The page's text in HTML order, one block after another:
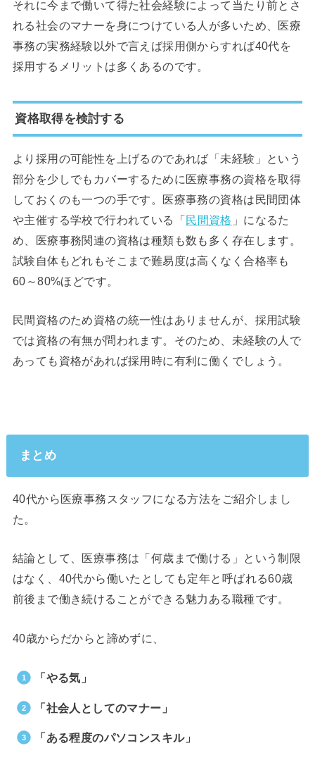
それに今まで働いて得た社会経験によって当たり前とさ
れる社会のマナーを身につけている人が多いため、医療
事務の実務経験以外で言えば採用側からすれば40代を
採用するメリットは多くあるのです。
資格取得を検討する
より採用の可能性を上げるのであれば「未経験」という
部分を少しでもカバーするために医療事務の資格を取得
しておくのも一つの手です。医療事務の資格は民間団体
や主催する学校で行われている「民間資格 」になるた
め、医療事務関連の資格は種類も数も多く存在します。
試験自体もどれもそこまで難易度は高くなく合格率も
60～80%ほどです。
民間資格のため資格の統一性はありませんが、採用試験
では資格の有無が問われます。そのため、未経験の人で
あっても資格があれば採用時に有利に働くでしょう。
まとめ
40代から医療事務スタッフになる方法をご紹介しまし
た。
結論として、医療事務は「何歳まで働ける」という制限
はなく、40代から働いたとしても定年と呼ばれる60歳
前後まで働き続けることができる魅力ある職種です。
40歳からだからと諦めずに、
「やる気」
「社会人としてのマナー」
「ある程度のパソコンスキル」